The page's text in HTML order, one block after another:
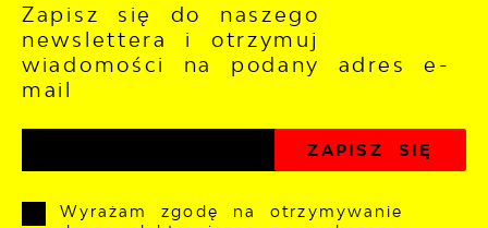
Zapisz się do naszego
newslettera i otrzymuj
wiadomości na podany adres e-
mail
Wyrażam zgodę na otrzymywanie